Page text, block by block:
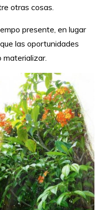
otras cosas.
presente, en lugar
las oportunidades
materializar.